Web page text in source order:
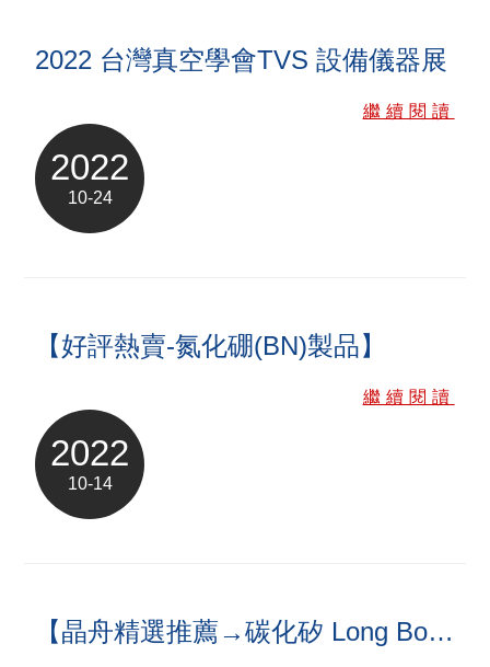
2022 台灣真空學會TVS 設備儀器展
繼續閱讀
2022
10-24
【好評熱賣-氮化硼(BN)製品】
繼續閱讀
2022
10-14
【晶舟精選推薦→碳化矽 Long Boat←】